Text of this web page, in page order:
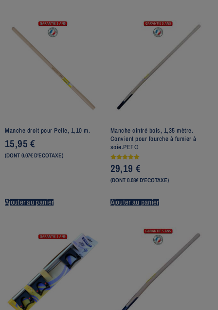
Manche droit pour Pelle, 1,10 m.
15,95€
(DONT 0.07€ D'ECOTAXE)
Ajouter au panier
Manche cintré bois, 1,35 mètre.
Convient pour fourche à fumier à
soie.PEFC
Note
5.00
sur 5
29,19 €
(DONT 0.08€ D'ECOTAXE)
Ajouter au panier